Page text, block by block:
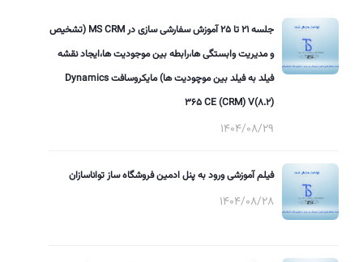
جلسه 21 تا 25 آموزش سفارشی سازی در MS CRM (تشخیص
و مدیریت وابستگی ها،رابطه بین موجودیت ها،ایجاد نقشه
فیلد به فیلد بین موچودیت ها) مایکروسافت Dynamics
365 CE (CRM) V(8.2)
1404/08/29
فیلم آموزشی ورود به پنل ادمین فروشگاه ساز تواناسازان
1404/08/28